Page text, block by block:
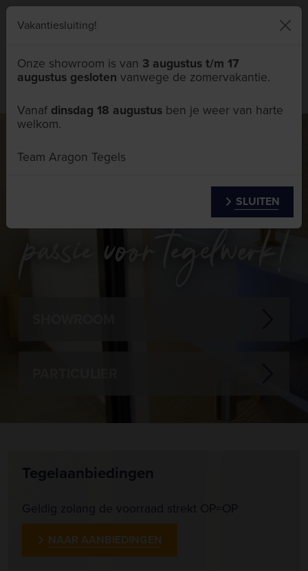
Tegelaanbiedingen
Geldig zolang de voorraad strekt OP=OP
NAAR AANBIEDINGEN
Vakantiesluiting!
Onze showroom is van 3 augustus t/m 17
augustus gesloten vanwege de zomervakantie.
Vanaf dinsdag 18 augustus ben je weer van harte
welkom.
Team Aragon Tegels
SLUITEN